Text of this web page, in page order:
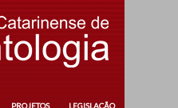
PROJETOS LEGISLAÇÃO